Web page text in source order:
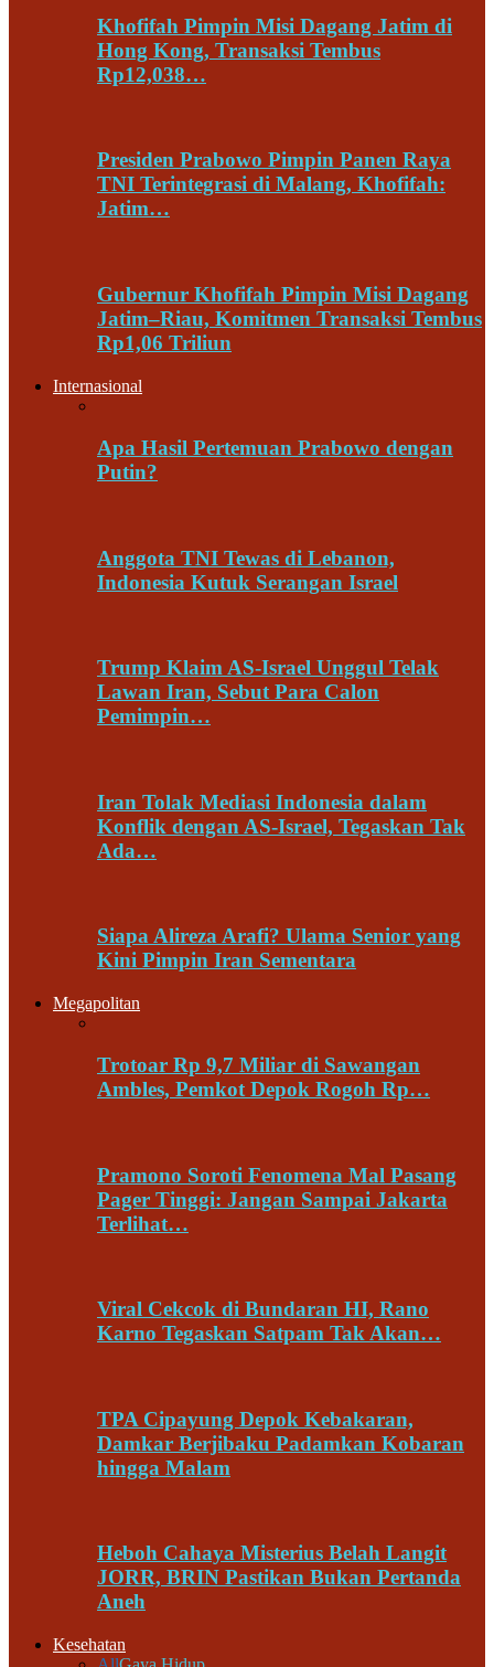
Khofifah Pimpin Misi Dagang Jatim di
Hong Kong, Transaksi Tembus
Rp12,038…
Presiden Prabowo Pimpin Panen Raya
TNI Terintegrasi di Malang, Khofifah:
Jatim…
Gubernur Khofifah Pimpin Misi Dagang
Jatim–Riau, Komitmen Transaksi Tembus
Rp1,06 Triliun
Internasional
Apa Hasil Pertemuan Prabowo dengan
Putin?
Anggota TNI Tewas di Lebanon,
Indonesia Kutuk Serangan Israel
Trump Klaim AS-Israel Unggul Telak
Lawan Iran, Sebut Para Calon
Pemimpin…
Iran Tolak Mediasi Indonesia dalam
Konflik dengan AS-Israel, Tegaskan Tak
Ada…
Siapa Alireza Arafi? Ulama Senior yang
Kini Pimpin Iran Sementara
Megapolitan
Trotoar Rp 9,7 Miliar di Sawangan
Ambles, Pemkot Depok Rogoh Rp…
Pramono Soroti Fenomena Mal Pasang
Pager Tinggi: Jangan Sampai Jakarta
Terlihat…
Viral Cekcok di Bundaran HI, Rano
Karno Tegaskan Satpam Tak Akan…
TPA Cipayung Depok Kebakaran,
Damkar Berjibaku Padamkan Kobaran
hingga Malam
Heboh Cahaya Misterius Belah Langit
JORR, BRIN Pastikan Bukan Pertanda
Aneh
Kesehatan